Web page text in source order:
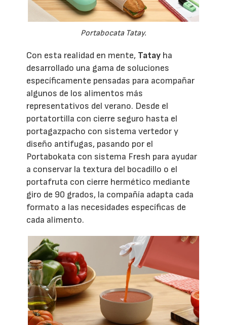
Portabocata Tatay.
Con esta realidad en mente, Tatay ha
desarrollado una gama de soluciones
específicamente pensadas para acompañar
algunos de los alimentos más
representativos del verano. Desde el
portatortilla con cierre seguro hasta el
portagazpacho con sistema vertedor y
diseño antifugas, pasando por el
Portabokata con sistema Fresh para ayudar
a conservar la textura del bocadillo o el
portafruta con cierre hermético mediante
giro de 90 grados, la compañía adapta cada
formato a las necesidades específicas de
cada alimento.